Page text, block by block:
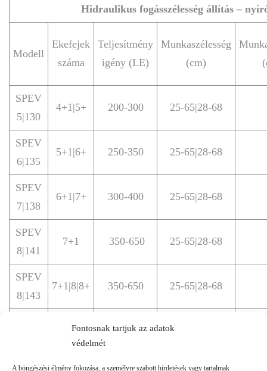
Fontosnak tartjuk az adatok
védelmét
A böngészési élmény fokozása, a személyre szabott hirdetések vagy tartalmak
Hidraulikus fogásszélesség állítás –
Modell
Ekefejek
száma
Teljesítmény
igény (LE)
Munkaszélesség
(cm)
SPEV
5|130
4+1|5+ 200-300 25-65|28-68
SPEV
6|135
5+1|6+ 250-350 25-65|28-68
SPEV
7|138
6+1|7+ 300-400 25-65|28-68
SPEV
8|141
7+1 350-650 25-65|28-68
SPEV
8|143
7+1|8|8+ 350-650 25-65|28-68
8+1|9 350-650 25-65|28-68